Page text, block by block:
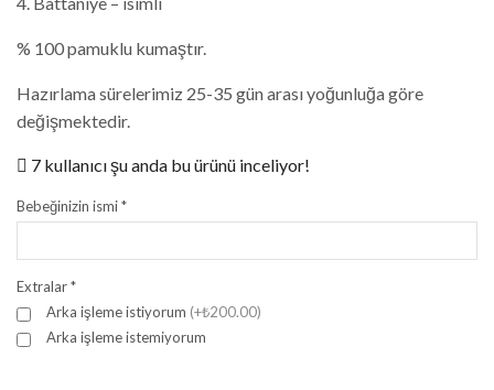
% 100 pamuklu kumaştır.
Hazırlama sürelerimiz 25-35 gün arası yoğunluğa göre
değişmektedir.
7 kullanıcı şu anda bu ürünü inceliyor!
Bebeğinizin ismi*
Extralar*
Arka işleme istiyorum (+₺200.00)
Arka işleme istemiyorum